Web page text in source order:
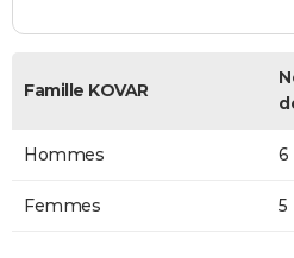
Famille KOVAR
Hommes 6
Femmes 5